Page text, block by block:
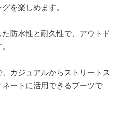
を楽しめます。
防水性と耐久性で、アウトド
カジュアルからストリートス
ートに活用できるブーツで